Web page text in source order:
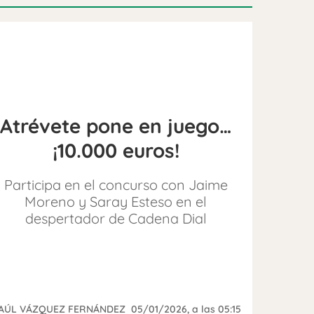
Atrévete pone en juego…
¡10.000 euros!
Participa en el concurso con Jaime
Moreno y Saray Esteso en el
despertador de Cadena Dial
VÁZQUEZ FERNÁNDEZ 05/01/2026, a las 05:15